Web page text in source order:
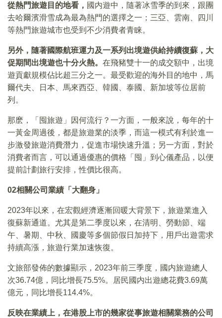
從熱門旅遊目的地看， 國内遊中，隨著冰雪季的到來，跟團
去哈爾濱滑雪成為最為熱門的選擇之一；三亞、雲南、四川
等熱門旅遊城市也受到不少消費者青睐。
另外，隨著國際航班運力及一系列出境遊供給持續復蘇，大
促期間出境遊也十分火熱。 在飛豬雙十一的成交額中，出境
遊貢獻規模佔比超三分之一。最受歡迎的海外目的地中，馬
爾代夫、日本、馬來西亞、韓國、泰國、新加坡等位居前
列。
那麽，「囤旅遊」因何流行？一方面，一般來說，每年的十
一黃金周過後，都是旅遊業的淡季，而這一模式有利於進一
步激發旅遊消費潛力，促進市場快速升溫；另一方面，對於
消費者而言，可以通過優惠的價格「囤」到心儀產品，以便
提前計劃旅行安排，性價比很高。
02相關公司業績「大翻身」
2023年以來，在宏觀經濟逐漸回暖大背景下，旅遊業進入
復蘇新通道。尤其是第二季度以來，在清明、勞動節、端
午、暑期、中秋、國慶等多個節假日加持下，用戶出遊需求
持續高漲，旅遊行業加速恢復。
文旅部發佈的數據顯示，2023年前三季度，國内旅遊總人
次36.74億，同比增長75.5%。居民國内出遊總花費3.69萬
億元，同比增長114.4%。
反映在業績上，在港股上市的幾家從事旅遊相關業務的公司